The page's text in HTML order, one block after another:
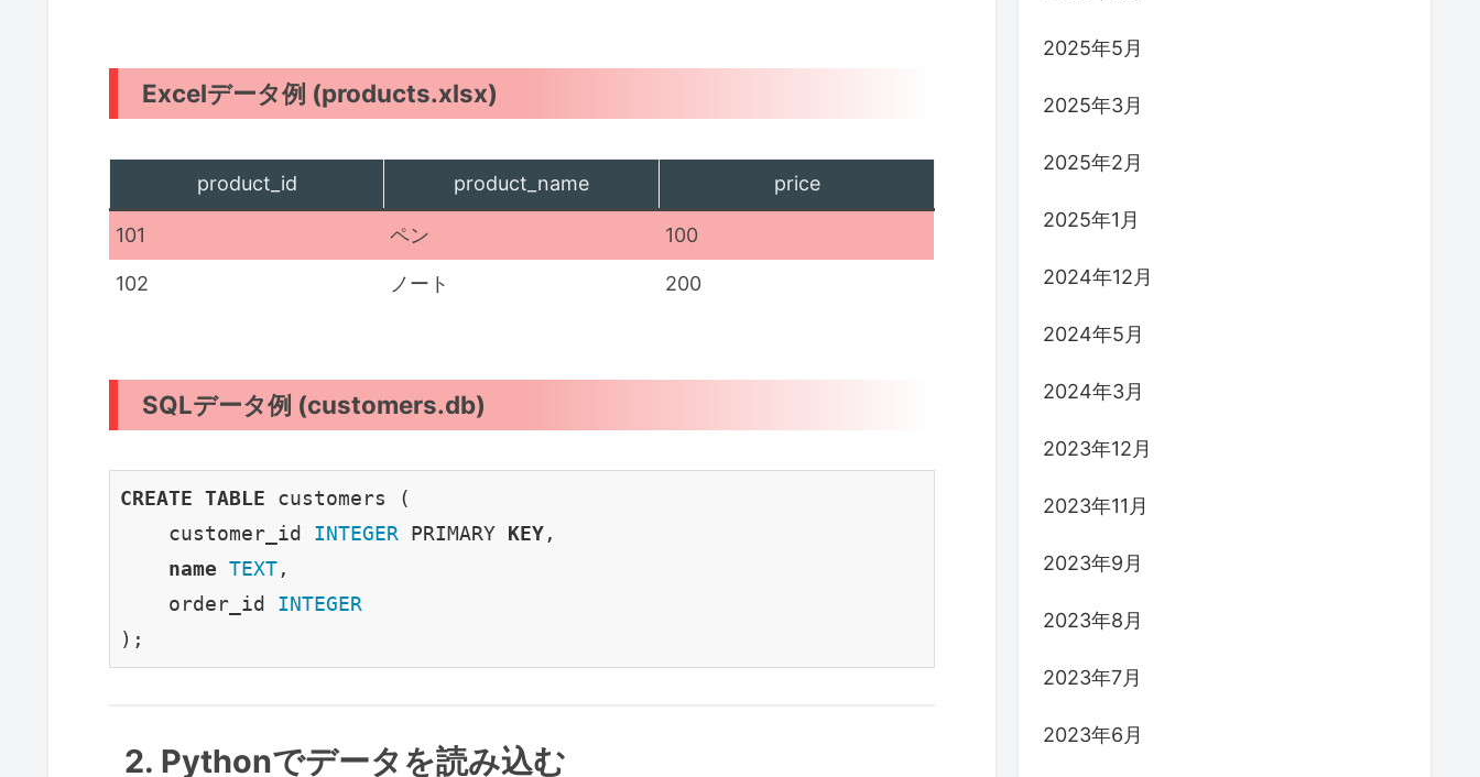
Excelデータ例 (products.xlsx)
product_id product_name price
101 ペン 100
102 ノート 200
SQLデータ例 (customers.db)
CREATE TABLE customers (
    customer_id
INTEGER PRIMARY KEY,
name TEXT,
    order_id
INTEGER
2. Pythonでデータを読み込む
2025年5月
2025年3月
2025年2月
2025年1月
2024年12月
2024年5月
2024年3月
2023年12月
2023年11月
2023年9月
2023年8月
2023年7月
2023年6月